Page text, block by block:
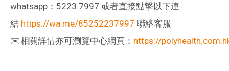
whatsapp：5223 7997 或者直接點撃以下連
結 https://wa.me/85252237997 聯絡客服
✉️相關詳情亦可瀏覽中心網頁： https://